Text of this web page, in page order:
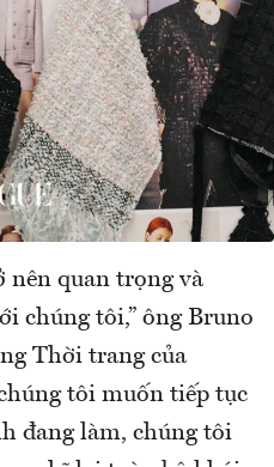
nên quan trọng và
chúng tôi,” ông Bruno
Thời trang của
tôi muốn tiếp tục
đang làm, chúng tôi